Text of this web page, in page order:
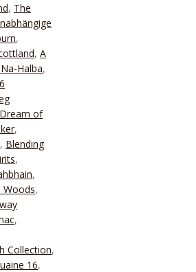
, The
,
, A
Halba,
of
,
, Blending
,
,
Woods,
,
Collection,
16,